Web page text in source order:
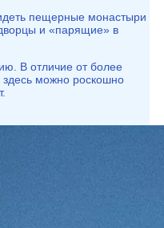
пещерные монастыри
и «парящие» в
В отличие от более
здесь можно роскошно